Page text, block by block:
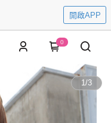
開啟APP
0
1/3